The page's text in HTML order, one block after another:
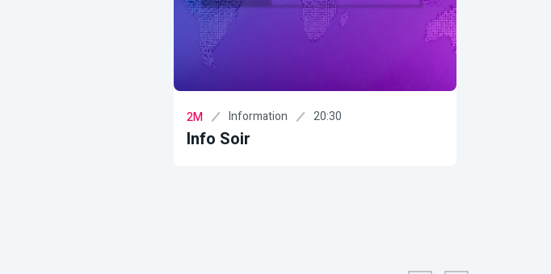
2M Information